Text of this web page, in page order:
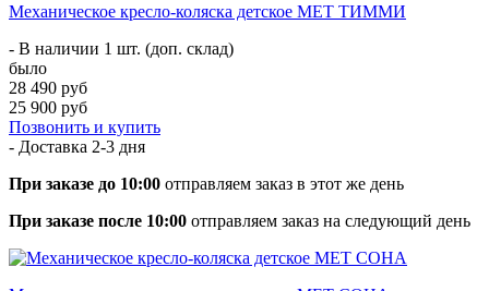
Механическое кресло-коляска детское MET ТИММИ
- В наличии 1 шт. (доп. склад)
было
28 490 руб
25 900 руб
Позвонить и купить
- Доставка 2-3 дня
При заказе до 10:00 отправляем заказ в этот же день
При заказе после 10:00 отправляем заказ на следующий день